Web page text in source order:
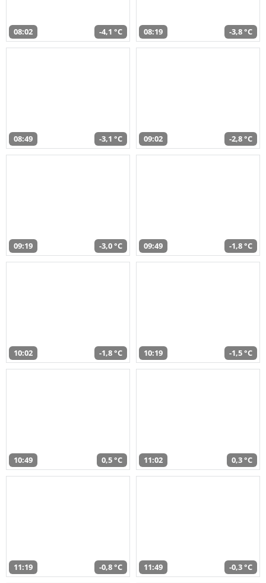
08:02 -4,1 °C 08:19 -3,8 °C
08:49 -3,1 °C 09:02 -2,8 °C
09:19 -3,0 °C 09:49 -1,8 °C
10:02 -1,8 °C 10:19 -1,5 °C
10:49 0,5 °C 11:02 0,3 °C
11:19 -0,8 °C 11:49 -0,3 °C